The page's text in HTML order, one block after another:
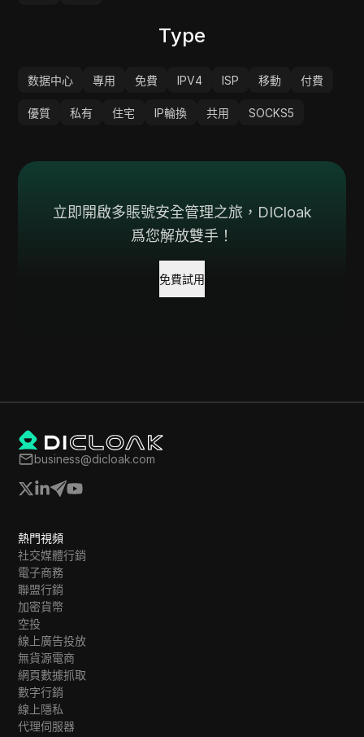
Type
数据中心 專用 免費 IPV4 ISP 移動 付費
優質 私有 住宅 IP輪換 共用 SOCKS5
立即開啟多賬號安全管理之旅，DICloak
爲您解放雙手！
免費試用
business@dicloak.com
熱門視頻
社交媒體行銷
電子商務
聯盟行銷
加密貨幣
空投
線上廣告投放
無貨源電商
網頁數據抓取
數字行銷
線上隱私
代理伺服器